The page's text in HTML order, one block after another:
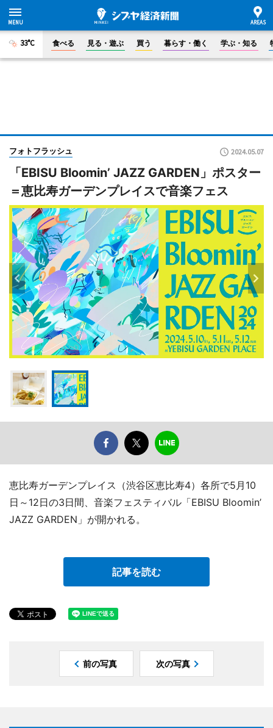
33°C 食べる 見る・遊ぶ 買う 暮らす・働く 学ぶ・知る
フォトフラッシュ 2024.05.07
「EBISU Bloomin’ JAZZ GARDEN」ポスター
＝恵比寿ガーデンプレイスで音楽フェス
恵比寿ガーデンプレイス（渋谷区恵比寿4）各所で5月10
日～12日の3日間、音楽フェスティバル「EBISU Bloomin’
JAZZ GARDEN」が開かれる。
記事を読む
前の写真 次の写真